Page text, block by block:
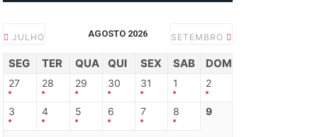
JULHO AGOSTO 2026 SETEMBRO
SEG TER QUA QUI SEX SAB DOM
27 28 29 30 31 1 2
3 4 5 6 7 8 9